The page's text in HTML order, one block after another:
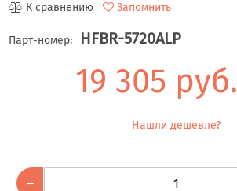
К сравнению Запомнить
Парт-номер: HFBR-5720ALP
19 305 руб.
Нашли дешевле?
–